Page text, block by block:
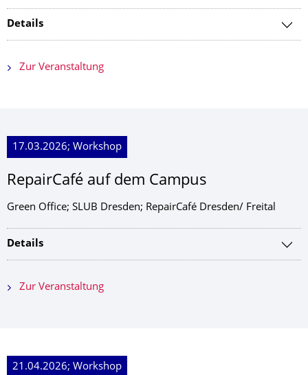
Details
Zur Veranstaltung
17.03.2026; Workshop
RepairCafé auf dem Campus
Green Office; SLUB Dresden; RepairCafé Dresden/ Freital
Details
Zur Veranstaltung
21.04.2026; Workshop